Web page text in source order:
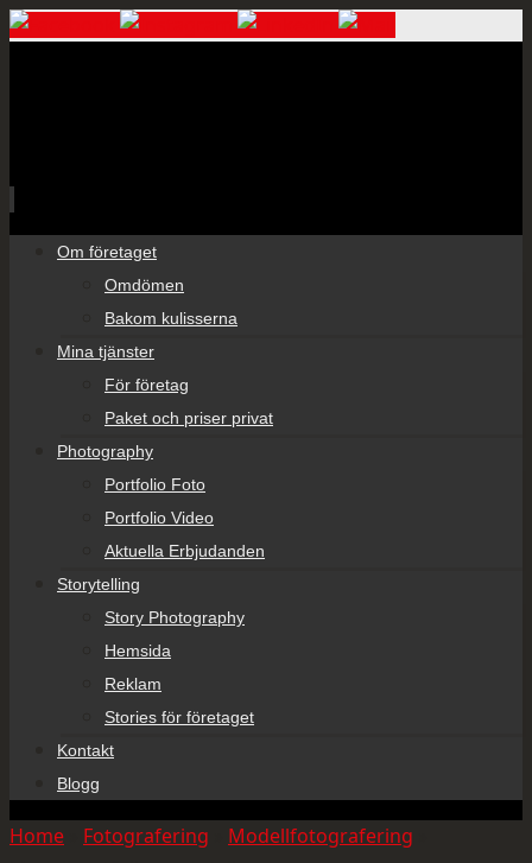
Om företaget
Omdömen
Bakom kulisserna
Mina tjänster
För företag
Paket och priser privat
Photography
Portfolio Foto
Portfolio Video
Aktuella Erbjudanden
Storytelling
Story Photography
Hemsida
Reklam
Stories för företaget
Kontakt
Blogg
Home Fotografering Modellfotografering